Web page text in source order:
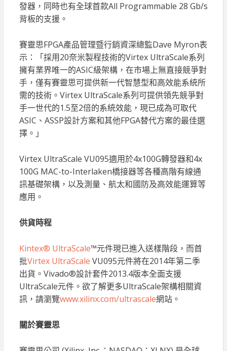
發器，同時也有全球首款All Programmable 28 Gb/s
背板的支援。
賽靈思FPGA產品管理暨行銷資深總監Dave Myron表
示：「採用20奈米製程技術的Virtex UltraScale系列
擁有業界唯一的ASIC級架構，在市場上無直接競爭對
手，僅有賽靈思可提供新一代智慧型和高效能系統所
需的技術。Virtex UltraScale系列可提供領先競爭對
手一世代的1.5至2倍的系統效能，現已成為可取代
ASIC、ASSP設計方案和其他FPGA替代方案的最佳選
擇。」
Virtex UltraScale VU095適用於4x100G轉發器和4x
100G MAC-to-Interlaken橋接器等各種高階有線通
訊基礎架構，以及測量、航太和國防及高效能運算等
應用。
供貨時程
Kintex® UltraScale™元件現已進入送樣階段，而首
批Virtex UltraScale VU095元件將在2014年第二季
出貨。Vivado®設計套件2013.4版本全面支援
UltraScale元件。欲了解更多UltraScale架構相關資
訊，請瀏覽www.xilinx.com/ultrascale網站。
關於賽靈思